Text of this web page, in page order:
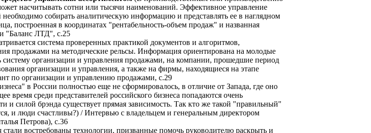
насчитывать сотни или тысячи наименований. Эффективное управление
собирать аналитическую информацию и представлять ее в наглядном
построенная в координатах "рентабельность-объем продаж" и названная
"Баланс ЛТД", с.25
система проверенных практикой документов и алгоритмов,
продажами на методические рельсы. Информация ориентирована на молодые
организации и управления продажами, на компании, прошедшие период
организации и управления, а также на фирмы, находящиеся на этапе
по организации и управлению продажами, с.29
в России полностью еще не сформировалось, в отличие от Запада, где оно
время среди представителей российского бизнеса попадаются очень
и силой брэнда существует прямая зависимость. Так кто же такой "правильный"
и люди счастливы?) / Интервью с владельцем и генеральным директором
Петрова), с.36
стали востребованы технологии, призванные помочь руководителю раскрыть и